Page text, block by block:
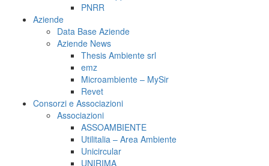
PNRR
Aziende
Data Base Aziende
Aziende News
Thesis Ambiente srl
emz
Microambiente – MySir
Revet
Consorzi e Associazioni
Associazioni
ASSOAMBIENTE
Utilitalia – Area Ambiente
Unicircular
UNIRIMA